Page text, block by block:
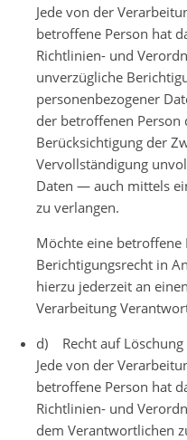
Jede von der
betroffene Person hat
Richtlinien- und
unverzügliche
personenbezogener
der betroffenen Person
Berücksichtigung der
Vervollständigung
Daten — auch mittels
zu verlangen.
Möchte eine betroffene
Berichtigungsrecht in
hierzu jederzeit an
Verarbeitung
d) Recht auf Löschung
Jede von der
betroffene Person hat
Richtlinien- und
dem Verantwortlichen